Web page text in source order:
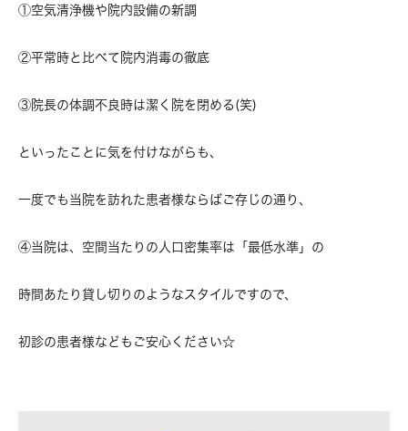
①空気清浄機や院内設備の新調
②平常時と比べて院内消毒の徹底
③院長の体調不良時は潔く院を閉める(笑)
といったことに気を付けながらも、
一度でも当院を訪れた患者様ならばご存じの通り、
④当院は、空間当たりの人口密集率は「最低水準」の
時間あたり貸し切りのようなスタイルですので、
初診の患者様などもご安心ください☆